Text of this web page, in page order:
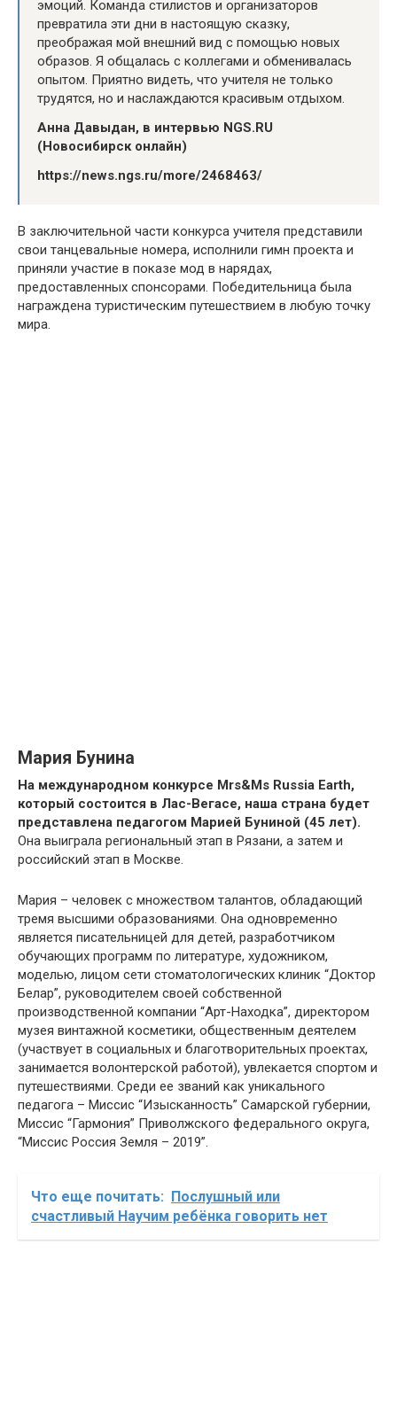
эмоций. Команда стилистов и организаторов
превратила эти дни в настоящую сказку,
преображая мой внешний вид с помощью новых
образов. Я общалась с коллегами и обменивалась
опытом. Приятно видеть, что учителя не только
трудятся, но и наслаждаются красивым отдыхом.
Анна Давыдан, в интервью NGS.RU
(Новосибирск онлайн)
https://news.ngs.ru/more/2468463/
В заключительной части конкурса учителя представили
свои танцевальные номера, исполнили гимн проекта и
приняли участие в показе мод в нарядах,
предоставленных спонсорами. Победительница была
награждена туристическим путешествием в любую точку
мира.
Мария Бунина
На международном конкурсе Mrs&Ms Russia Earth,
который состоится в Лас-Вегасе, наша страна будет
представлена педагогом Марией Буниной (45 лет).
Она выиграла региональный этап в Рязани, а затем и
российский этап в Москве.
Мария – человек с множеством талантов, обладающий
тремя высшими образованиями. Она одновременно
является писательницей для детей, разработчиком
обучающих программ по литературе, художником,
моделью, лицом сети стоматологических клиник “Доктор
Белар”, руководителем своей собственной
производственной компании “Арт-Находка”, директором
музея винтажной косметики, общественным деятелем
(участвует в социальных и благотворительных проектах,
занимается волонтерской работой), увлекается спортом и
путешествиями. Среди ее званий как уникального
педагога – Миссис “Изысканность” Самарской губернии,
Миссис “Гармония” Приволжского федерального округа,
“Миссис Россия Земля – 2019”.
Что еще почитать: Послушный или
счастливый Научим ребёнка говорить нет